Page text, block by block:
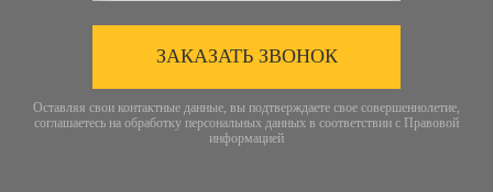
ЗАКАЗАТЬ ЗВОНОК
Оставляя свои контактные данные, вы подтверждаете свое совершеннолетие,
соглашаетесь на обработку персональных данных в соответствии с Правовой
информацией